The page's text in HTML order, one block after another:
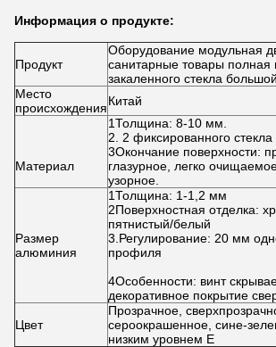
Информация о продукте:
Продукт
Оборудование модульная
санитарные товары полная
закаленного стекла
Место
происхожденияКитай
Материал
1Толщина: 8-10 мм.
2. 2 фиксированного стекла
3Окончание поверхности:
глазурное, легко
узорное.
Размер
алюминия
1Толщина: 1-1,2 мм
2Поверхностная отделка:
пятнистый/белый
3.Регулирование: 20 мм
профиля
4Особенности: винт
декоративное покрытие
Цвет
Прозрачное,
сероокрашенное, сине-
низким уровнем E